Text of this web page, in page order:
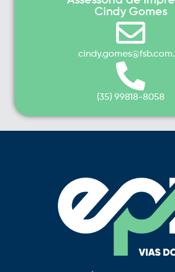
Cindy Gomes
(35) 99818-8058